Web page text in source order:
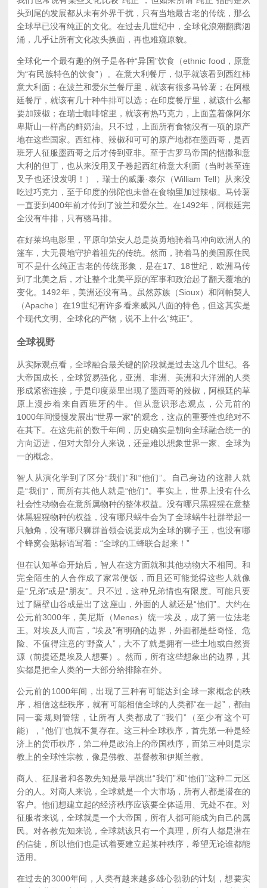
头到尾的发展都从未有外界干扰，只有当地最古老的传统，那么
全球早已没有纯正的文化。在过去几世纪中，全球化浪潮翻腾汹
涌，几乎让所有文化改头换面，再也难窥原貌。
全球化一个最有趣的例子是各种“异国”饮食（ethnic food，原意
为“有民族特色的饮食”）。在意大利餐厅，似乎就该看到西红柿
意大利面；在波兰和爱尔兰餐厅里，就该有很多马铃薯；在阿根
廷餐厅，就该有几十种牛排可以选；在印度餐厅里，就该什么都
要加辣椒；在瑞士咖啡馆里，就该有热巧克力，上面盖着像阿尔
卑斯山一样高的鲜奶油。只不过，上面所有食物没有一项的原产
地在这些国家。西红柿、辣椒和可可的原产地都在墨西哥，是西
班牙人征服墨西哥之后才传到亚非。至于古罗马帝国的恺撒和意
大利的但丁，也从来没用叉子卷起西红柿意大利面（当时甚至连
叉子也还没发明！），瑞士的威廉·泰尔（William Tell）从来没
吃过巧克力，至于印度的佛陀也未曾在食物里加过辣椒。马铃薯
一直要到400年前才传到了波兰和爱尔兰。在1492年，阿根廷完
全没有牛排，只有骆马排。
在好莱坞电影里，平原印第安人总是英勇地骑着马冲向欧洲人的
篷车，大无畏地守护着祖先的传统。然而，骑着马的美国原住民
可不是什么纯正古老的传统形象，是在17、18世纪，欧洲马传
到了北美之后，才让整个北美平原的军事和政治起了翻天覆地的
变化。1492年，美洲还没有马。虽然苏族（Sioux）和阿帕契人
（Apache）在19世纪有许多看来威风八面的特色，但这其实是
个现代文明、全球化的产物，说不上什么“纯正”。
全球视野
从实际观点看，全球融合最关键的阶段就是过去这几个世纪。各
大帝国成长，全球贸易强化，亚洲、非洲、美洲和大洋洲的人类
形成紧密连接，于是印度菜里出现了墨西哥的辣椒，阿根廷的草
原上漫步着来自西班牙的牛。但从意识形态观点，公元前的
1000年间慢慢发展出“世界一家”的观念，这点的重要性也绝对不
在其下。在这先前的数千年间，历史确实是朝向全球融合统一的
方向迈进，但对大部分人来说，还是难以想象世界一家、全球为
一的概念。
智人从演化学到了区分“我们”和“他们”。自己身边的这群人就
是“我们”，而所有其他人就是“他们”。事实上，世界上没有什么
社会性动物会在意所属物种的整体权益。没有哪只黑猩猩在意整
体黑猩猩物种的权益，没有哪只蜗牛会为了全球蜗牛社群举起一
只触角，没有哪只狮群首领会说要成为全球的狮子王，也没有哪
个蜂窝会贴标语写着：“全球的工蜂联合起来！”
但在认知革命开始后，智人在这方面就和其他动物大不相同。和
完全陌生的人合作成了家常便饭，而且还可能觉得这些人就像
是“兄弟”或是“朋友”。只不过，这种兄弟情也有限度。可能只要
过了隔壁山谷或是出了这座山，外面的人就还是“他们”。大约在
公元前3000年，美尼斯（Menes）统一埃及，成了第一位法老
王。对埃及人而言，“埃及”有明确的边界，外面都是些奇怪、危
险、不值得注意的“野蛮人”，大不了就是拥有一些土地或自然资
源（前提还是埃及人想要）。然而，所有这些想象出的边界，其
实都是把全人类的一大部分给排除在外。
公元前的1000年间，出现了三种有可能达到全球一家概念的秩
序，相信这些秩序，就有可能相信全球的人类都“在一起”，都由
同一套规则管辖，让所有人类都成了“我们”（至少有这个可
能），“他们”也就不复存在。这三种全球秩序，首先第一种是经
济上的货币秩序，第二种是政治上的帝国秩序，而第三种则是宗
教上的全球性宗教，像是佛教、基督教和伊斯兰教。
商人、征服者和各教先知是最早跳出“我们”和“他们”这种二元区
分的人。对商人来说，全球就是一个大市场，所有人都是潜在的
客户。他们想建立起的经济秩序应该要全体适用、无处不在。对
征服者来说，全球就是一个大帝国，所有人都可能成为自己的属
民。对各教先知来说，全球就该只有一个真理，所有人都是潜在
的信徒，所以他们也是试着要建立起某种秩序，希望无论谁都能
适用。
在过去的3000年间，人类有越来越多雄心勃勃的计划，想要实